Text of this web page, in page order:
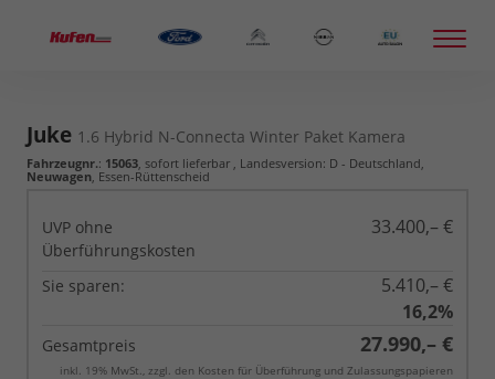
Juke 1.6 Hybrid N-Connecta Winter Paket Kamera
Fahrzeugnr.: 15063, sofort lieferbar , Landesversion: D - Deutschland,
Neuwagen, Essen-Rüttenscheid
UVP ohne
Überführungskosten
33.400,– €
Sie sparen:
5.410,– €
16,2%
Gesamtpreis 27.990,– €
inkl. 19% MwSt., zzgl. den Kosten für Überführung und Zulassungspapieren